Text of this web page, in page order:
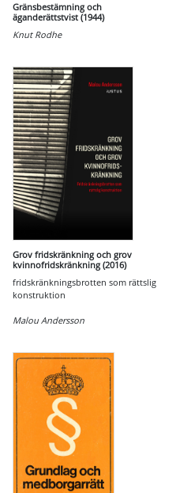
Gränsbestämning och
äganderättstvist (1944)
Knut Rodhe
Grov fridskränkning och grov
kvinnofridskränkning (2016)
fridskränkningsbrotten som rättslig
konstruktion
Malou Andersson